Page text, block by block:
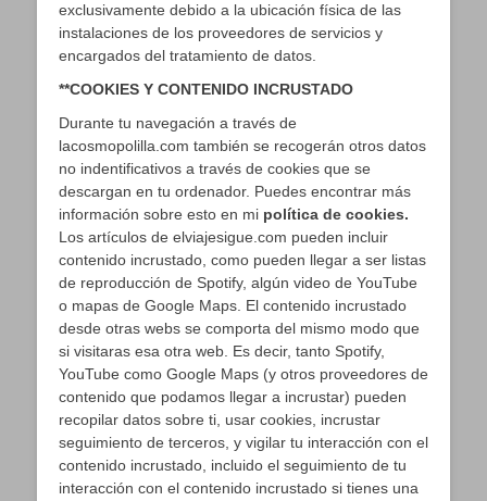
exclusivamente debido a la ubicación física de las
instalaciones de los proveedores de servicios y
encargados del tratamiento de datos.
**COOKIES Y CONTENIDO INCRUSTADO
Durante tu navegación a través de
lacosmopolilla.com también se recogerán otros datos
no indentificativos a través de cookies que se
descargan en tu ordenador. Puedes encontrar más
información sobre esto en mi política de cookies.
Los artículos de elviajesigue.com pueden incluir
contenido incrustado, como pueden llegar a ser listas
de reproducción de Spotify, algún video de YouTube
o mapas de Google Maps. El contenido incrustado
desde otras webs se comporta del mismo modo que
si visitaras esa otra web. Es decir, tanto Spotify,
YouTube como Google Maps (y otros proveedores de
contenido que podamos llegar a incrustar) pueden
recopilar datos sobre ti, usar cookies, incrustar
seguimiento de terceros, y vigilar tu interacción con el
contenido incrustado, incluido el seguimiento de tu
interacción con el contenido incrustado si tienes una